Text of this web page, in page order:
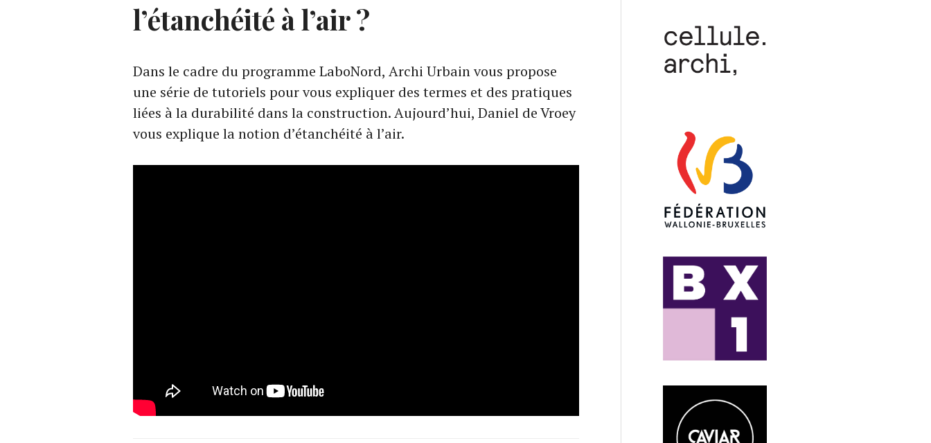
l’étanchéité à l’air ?
Dans le cadre du programme LaboNord, Archi Urbain vous propose
une série de tutoriels pour vous expliquer des termes et des pratiques
liées à la durabilité dans la construction. Aujourd’hui, Daniel de Vroey
vous explique la notion d’étanchéité à l’air.